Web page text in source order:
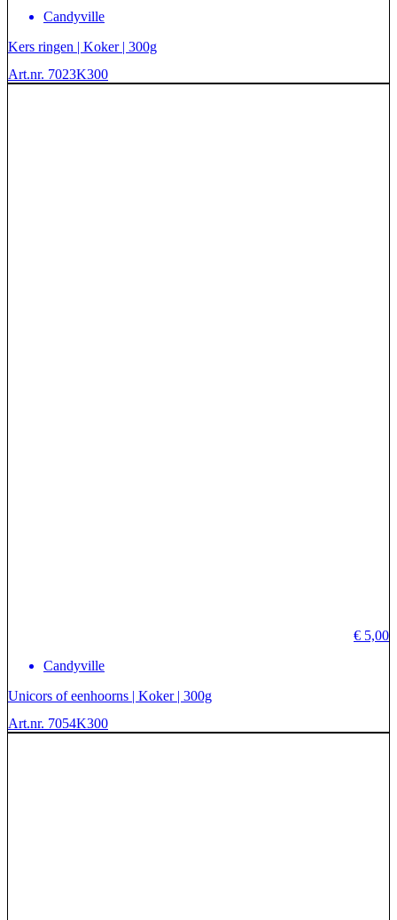
Candyville
Kers ringen | Koker | 300g
Art.nr. 7023K300
€ 5,00
Candyville
Unicors of eenhoorns | Koker | 300g
Art.nr. 7054K300